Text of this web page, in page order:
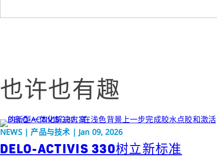
也许也有趣
NEWS | 产品与技术 | Jan 09, 2026
DELO-ACTIVIS 330树立新标准